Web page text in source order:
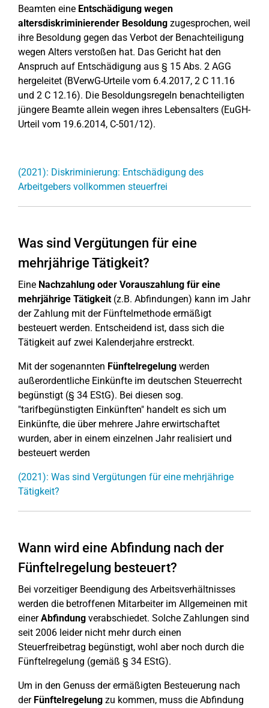
Beamten eine Entschädigung wegen
altersdiskriminierender Besoldung zugesprochen, weil
ihre Besoldung gegen das Verbot der Benachteiligung
wegen Alters verstoßen hat. Das Gericht hat den
Anspruch auf Entschädigung aus § 15 Abs. 2 AGG
hergeleitet (BVerwG-Urteile vom 6.4.2017, 2 C 11.16
und 2 C 12.16). Die Besoldungsregeln benachteiligten
jüngere Beamte allein wegen ihres Lebensalters (EuGH-
Urteil vom 19.6.2014, C-501/12).
(2021): Diskriminierung: Entschädigung des
Arbeitgebers vollkommen steuerfrei
Was sind Vergütungen für eine
mehrjährige Tätigkeit?
Eine Nachzahlung oder Vorauszahlung für eine
mehrjährige Tätigkeit(z.B. Abfindungen) kann im Jahr
der Zahlung mit der Fünftelmethode ermäßigt
besteuert werden. Entscheidend ist, dass sich die
Tätigkeit auf zwei Kalenderjahre erstreckt.
Mit der sogenannten Fünftelregelung werden
außerordentliche Einkünfte im deutschen Steuerrecht
begünstigt (§ 34 EStG). Bei diesen sog.
"tarifbegünstigten Einkünften" handelt es sich um
Einkünfte, die über mehrere Jahre erwirtschaftet
wurden, aber in einem einzelnen Jahr realisiert und
besteuert werden
(2021): Was sind Vergütungen für eine mehrjährige
Tätigkeit?
Wann wird eine Abfindung nach der
Fünftelregelung besteuert?
Bei vorzeitiger Beendigung des Arbeitsverhältnisses
werden die betroffenen Mitarbeiter im Allgemeinen mit
einerAbfindung verabschiedet. Solche Zahlungen sind
seit 2006 leider nicht mehr durch einen
Steuerfreibetrag begünstigt, wohl aber noch durch die
Fünftelregelung (gemäß § 34 EStG).
Um in den Genuss der ermäßigten Besteuerung nach
der Fünftelregelung zu kommen, muss die Abfindung